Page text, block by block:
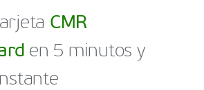
CMR
en 5 minutos y